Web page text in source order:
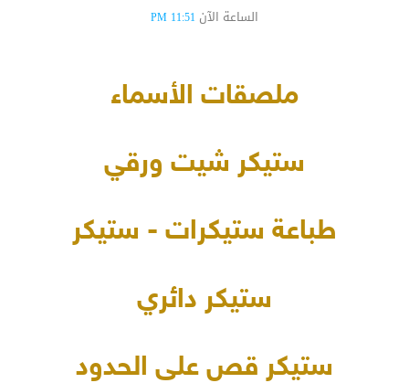
الساعة الآن 11:51 PM
ملصقات الأسماء
ستيكر شيت ورقي
طباعة ستيكرات - ستيكر
ستيكر دائري
ستيكر قص على الحدود